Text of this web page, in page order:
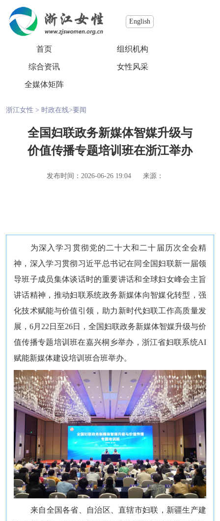
English
首页 组织机构
综合资讯 女性风采
全媒体矩阵
浙江女性 > 时政在线>要闻
全国妇联政务新媒体智媒升级与
价值传播专题培训班在浙江举办
发布时间：2026-06-26 19:04 来源：
为深入学习贯彻党的二十大和二十届历次全会精
神，深入学习贯彻习近平总书记在同全国妇联新一届领
导班子成员集体谈话时的重要讲话和全球妇女峰会主旨
讲话精神，推动妇联系统政务新媒体向智媒化转型，强
化技术赋能与价值引领，助力新时代妇联工作高质量发
展，6月22日至26日，全国妇联政务新媒体智媒升级与价
值传播专题培训班在嘉兴桐乡举办，浙江省妇联系统AI
赋能新媒体建设培训班合班举办。
来自全国各省、自治区、直辖市妇联，新疆生产建